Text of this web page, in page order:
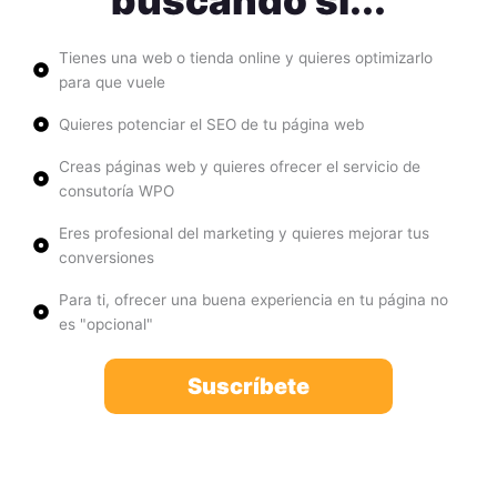
Tienes una web o tienda online y quieres optimizarlo
para que vuele
Quieres potenciar el SEO de tu página web
Creas páginas web y quieres ofrecer el servicio de
consutoría WPO
Eres profesional del marketing y quieres mejorar tus
conversiones
Para ti, ofrecer una buena experiencia en tu página no
es "opcional"
Suscríbete